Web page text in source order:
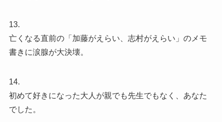
13.
亡くなる直前の「加藤がえらい、志村がえらい」のメモ
書きに涙腺が大決壊。
14.
初めて好きになった大人が親でも先生でもなく、あなた
でした。